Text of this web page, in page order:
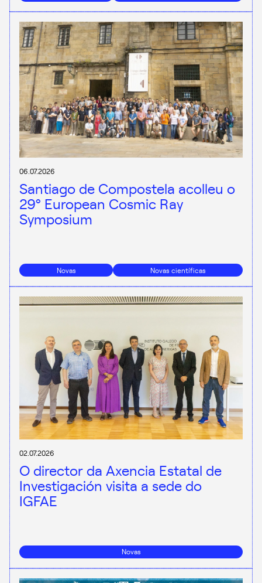
06.07.2026
Santiago de Compostela acolleu o
29º European Cosmic Ray
Symposium
Novas Novas científicas
02.07.2026
O director da Axencia Estatal de
Investigación visita a sede do
IGFAE
Novas